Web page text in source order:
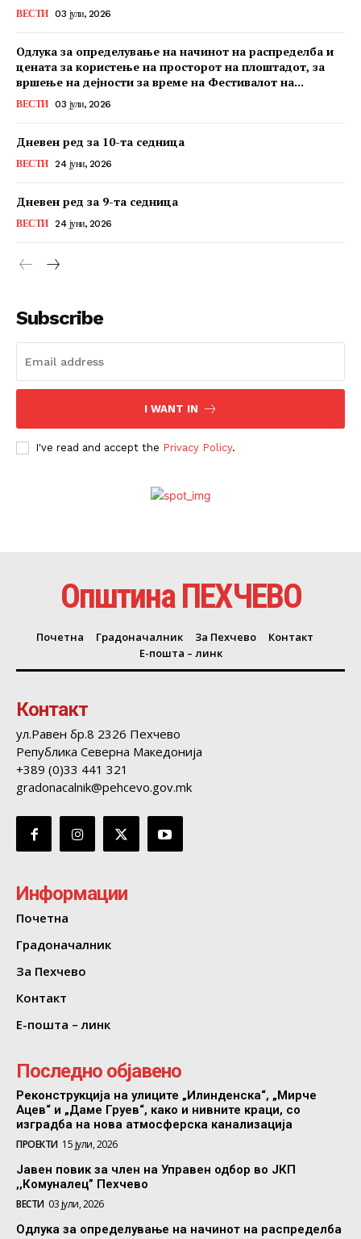
ВЕСТИ 03 јули, 2026
Одлука за определување на начинот на распределба и
цената за користење на просторот на плоштадот, за
вршење на дејности за време на Фестивалот на...
ВЕСТИ 03 јули, 2026
Дневен ред за 10-та седница
ВЕСТИ 24 јуни, 2026
Дневен ред за 9-та седница
ВЕСТИ 24 јуни, 2026
Subscribe
I WANT IN
I've read and accept the Privacy Policy.
Општина ПЕХЧЕВО
Почетна Градоначалник За Пехчево
Контакт
Е-пошта – линк
Контакт
ул.Равен бр.8 2326 Пехчево
Република Северна Македонија
+389 (0)33 441 321
gradonacalnik@pehcevo.gov.mk
Информации
Почетна
Градоначалник
За Пехчево
Контакт
Е-пошта – линк
Последно објавено
Реконструкција на улиците „Илинденска“, „Мирче
Ацев“ и „Даме Груев“, како и нивните краци, со
изградба на нова атмосферска канализација
ПРОЕКТИ 15 јули, 2026
Јавен повик за член на Управен одбор во ЈКП
,,Комуналец” Пехчево
ВЕСТИ 03 јули, 2026
Одлука за определување на начинот на распределба